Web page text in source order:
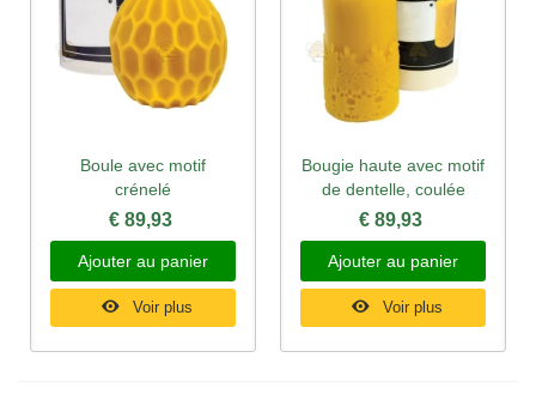
Boule avec motif
crénelé
€ 89,93
Ajouter au panier
Voir plus
Bougie haute avec motif
de dentelle, coulée
€ 89,93
Ajouter au panier
Voir plus